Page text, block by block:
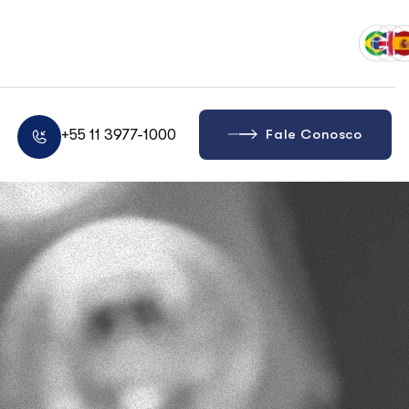
+55 11 3977-1000 Fale Conosco